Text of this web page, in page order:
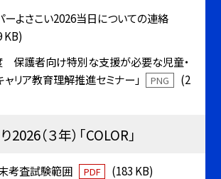
ーよさこい2026当日についての連絡
KB)
保護者向け特別な支援が必要な児童・
リア教育理解推進セミナー」
PNG
(2
（３年）「COLOR」
考査試験範囲 PDF
(183 KB)